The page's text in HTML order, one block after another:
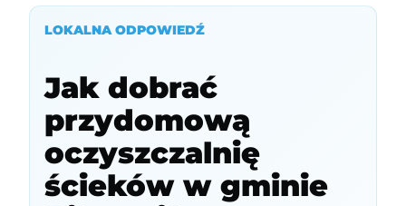
LOKALNA ODPOWIEDŹ
Jak dobrać
przydomową
oczyszczalnię
ścieków w gminie